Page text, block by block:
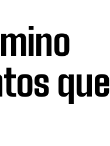
que